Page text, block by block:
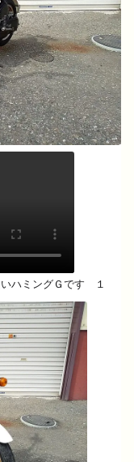
いハミングＧです １